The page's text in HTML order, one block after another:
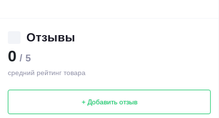
Отзывы
0 / 5
средний рейтинг товара
+ Добавить отзыв